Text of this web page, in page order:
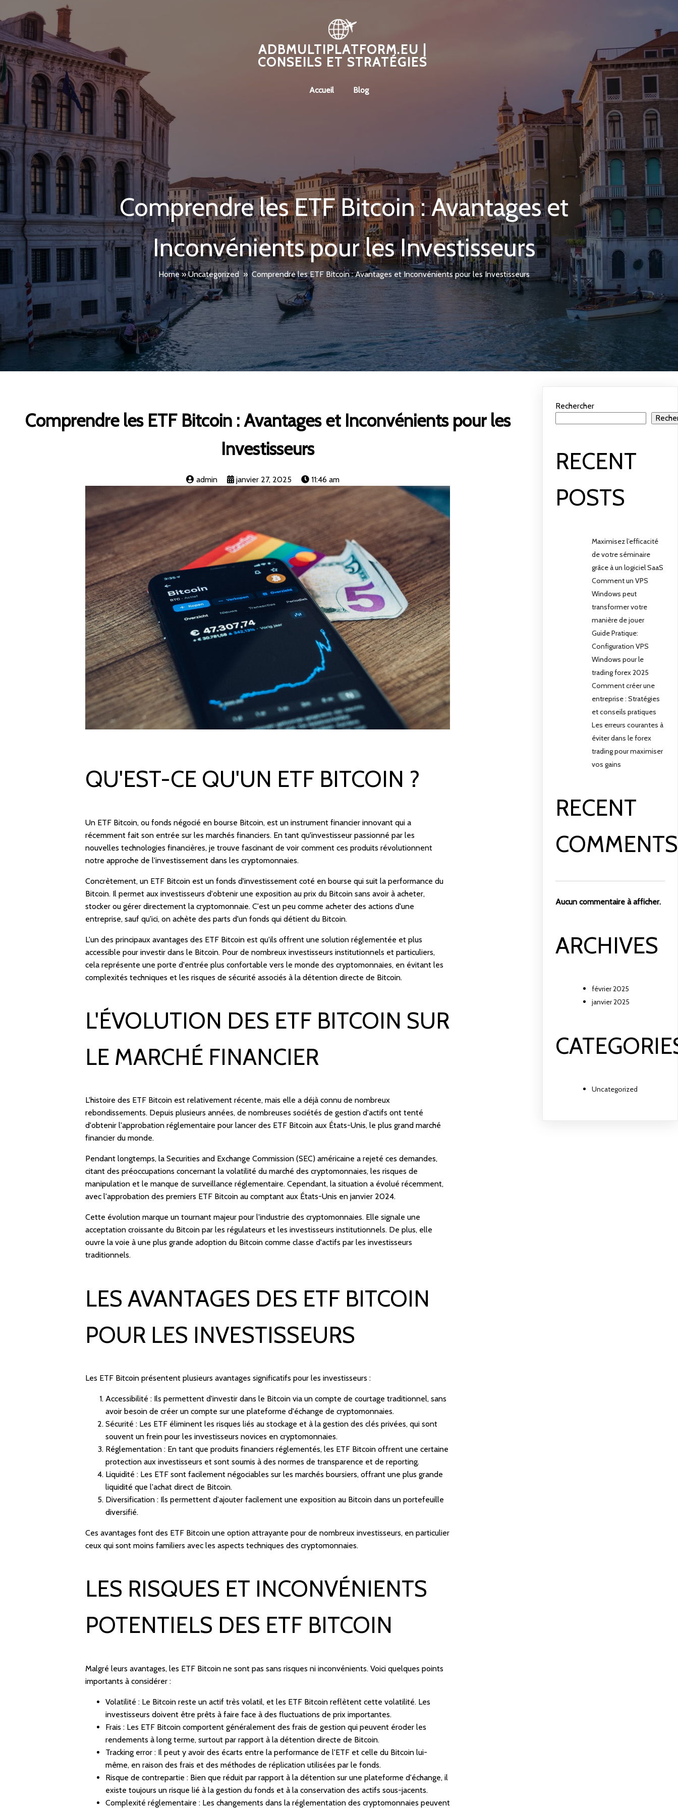
ADBMULTIPLATFORM.EU |
CONSEILS ET STRATÉGIES
Accueil Blog
Comprendre les ETF Bitcoin : Avantages et
Inconvénients pour les Investisseurs
Home»Uncategorized » Comprendre les ETF Bitcoin : Avantages et Inconvénients pour les Investisseurs
Comprendre les ETF Bitcoin : Avantages et Inconvénients pour les
Investisseurs
admin janvier 27, 2025 11:46 am
QU'EST-CE QU'UN ETF BITCOIN ?
Un ETF Bitcoin, ou fonds négocié en bourse Bitcoin, est un instrument financier innovant qui a
récemment fait son entrée sur les marchés financiers. En tant qu'investisseur passionné par les
nouvelles technologies financières, je trouve fascinant de voir comment ces produits révolutionnent
notre approche de l'investissement dans les cryptomonnaies.
Concrètement, un ETF Bitcoin est un fonds d'investissement coté en bourse qui suit la performance du
Bitcoin. Il permet aux investisseurs d'obtenir une exposition au prix du Bitcoin sans avoir à acheter,
stocker ou gérer directement la cryptomonnaie. C'est un peu comme acheter des actions d'une
entreprise, sauf qu'ici, on achète des parts d'un fonds qui détient du Bitcoin.
L'un des principaux avantages des ETF Bitcoin est qu'ils offrent une solution réglementée et plus
accessible pour investir dans le Bitcoin. Pour de nombreux investisseurs institutionnels et particuliers,
cela représente une porte d'entrée plus confortable vers le monde des cryptomonnaies, en évitant les
complexités techniques et les risques de sécurité associés à la détention directe de Bitcoin.
L'ÉVOLUTION DES ETF BITCOIN SUR
LE MARCHÉ FINANCIER
L'histoire des ETF Bitcoin est relativement récente, mais elle a déjà connu de nombreux
rebondissements. Depuis plusieurs années, de nombreuses sociétés de gestion d'actifs ont tenté
d'obtenir l'approbation réglementaire pour lancer des ETF Bitcoin aux États-Unis, le plus grand marché
financier du monde.
Pendant longtemps, la Securities and Exchange Commission (SEC) américaine a rejeté ces demandes,
citant des préoccupations concernant la volatilité du marché des cryptomonnaies, les risques de
manipulation et le manque de surveillance réglementaire. Cependant, la situation a évolué récemment,
avec l'approbation des premiers ETF Bitcoin au comptant aux États-Unis en janvier 2024.
Cette évolution marque un tournant majeur pour l'industrie des cryptomonnaies. Elle signale une
acceptation croissante du Bitcoin par les régulateurs et les investisseurs institutionnels. De plus, elle
ouvre la voie à une plus grande adoption du Bitcoin comme classe d'actifs par les investisseurs
traditionnels.
LES AVANTAGES DES ETF BITCOIN
POUR LES INVESTISSEURS
Les ETF Bitcoin présentent plusieurs avantages significatifs pour les investisseurs :
Accessibilité : Ils permettent d'investir dans le Bitcoin via un compte de courtage traditionnel, sans
avoir besoin de créer un compte sur une plateforme d'échange de cryptomonnaies.
Sécurité : Les ETF éliminent les risques liés au stockage et à la gestion des clés privées, qui sont
souvent un frein pour les investisseurs novices en cryptomonnaies.
Réglementation : En tant que produits financiers réglementés, les ETF Bitcoin offrent une certaine
protection aux investisseurs et sont soumis à des normes de transparence et de reporting.
Liquidité : Les ETF sont facilement négociables sur les marchés boursiers, offrant une plus grande
liquidité que l'achat direct de Bitcoin.
Diversification : Ils permettent d'ajouter facilement une exposition au Bitcoin dans un portefeuille
diversifié.
Ces avantages font des ETF Bitcoin une option attrayante pour de nombreux investisseurs, en particulier
ceux qui sont moins familiers avec les aspects techniques des cryptomonnaies.
LES RISQUES ET INCONVÉNIENTS
POTENTIELS DES ETF BITCOIN
Malgré leurs avantages, les ETF Bitcoin ne sont pas sans risques ni inconvénients. Voici quelques points
importants à considérer :
Volatilité : Le Bitcoin reste un actif très volatil, et les ETF Bitcoin reflètent cette volatilité. Les
investisseurs doivent être prêts à faire face à des fluctuations de prix importantes.
Frais : Les ETF Bitcoin comportent généralement des frais de gestion qui peuvent éroder les
rendements à long terme, surtout par rapport à la détention directe de Bitcoin.
Tracking error : Il peut y avoir des écarts entre la performance de l'ETF et celle du Bitcoin lui-
même, en raison des frais et des méthodes de réplication utilisées par le fonds.
Risque de contrepartie : Bien que réduit par rapport à la détention sur une plateforme d'échange, il
existe toujours un risque lié à la gestion du fonds et à la conservation des actifs sous-jacents.
Complexité réglementaire : Les changements dans la réglementation des cryptomonnaies peuvent
Rechercher
RECENT
POSTS
Maximisez l’efficacité
de votre séminaire
grâce à un logiciel SaaS
Comment un VPS
Windows peut
transformer votre
manière de jouer
Guide Pratique:
Configuration VPS
Windows pour le
trading forex 2025
Comment créer une
entreprise : Stratégies
et conseils pratiques
Les erreurs courantes à
éviter dans le forex
trading pour maximiser
vos gains
RECENT
COMMENTS
Aucun commentaire à afficher.
ARCHIVES
février 2025
janvier 2025
Uncategorized